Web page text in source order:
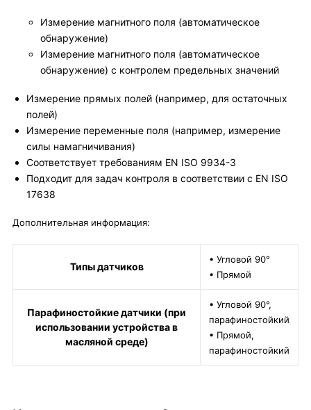
Измерение магнитного поля (автоматическое
обнаружение)
Измерение магнитного поля (автоматическое
обнаружение) с контролем предельных значений
Измерение прямых полей (например, для остаточных
полей)
Измерение переменные поля (например, измерение
силы намагничивания)
Соответствует требованиям EN ISO 9934-3
Подходит для задач контроля в соответствии с EN ISO
17638
Дополнительная информация:
Типы датчиков
• Угловой 90°
• Прямой
Парафиностойкие датчики (при
использовании устройства в
масляной среде)
• Угловой 90°,
парафиностойкий
• Прямой,
парафиностойкий